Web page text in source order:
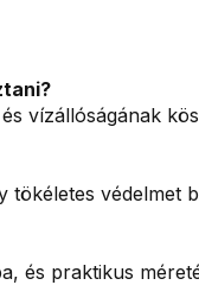
vízállóságának
tökéletes védelmet
és praktikus